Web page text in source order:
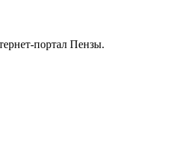
портал Пензы.